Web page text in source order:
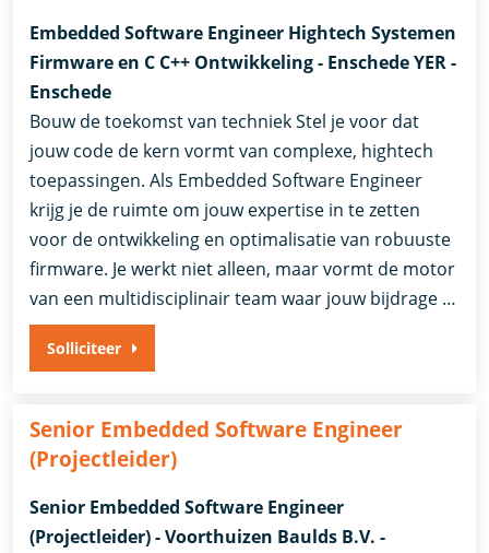
Embedded Software Engineer Hightech Systemen
Firmware en C C++ Ontwikkeling - Enschede YER -
Enschede
Bouw de toekomst van techniek Stel je voor dat
jouw code de kern vormt van complexe, hightech
toepassingen. Als Embedded Software Engineer
krijg je de ruimte om jouw expertise in te zetten
voor de ontwikkeling en optimalisatie van robuuste
firmware. Je werkt niet alleen, maar vormt de motor
van een multidisciplinair team waar jouw bijdrage …
Solliciteer
Senior Embedded Software Engineer
(Projectleider)
Senior Embedded Software Engineer
(Projectleider) - Voorthuizen Baulds B.V. -